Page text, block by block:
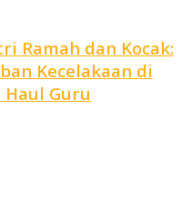
Ramah dan Kocak:
Kecelakaan di
Guru